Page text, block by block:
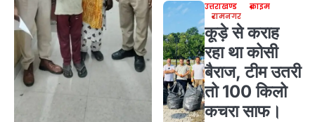
उत्तराखण्ड
क्राइम
रामनगर
कूड़े से कराह
रहा था कोसी
बैराज, टीम उतरी
तो 100 किलो
कचरा साफ।